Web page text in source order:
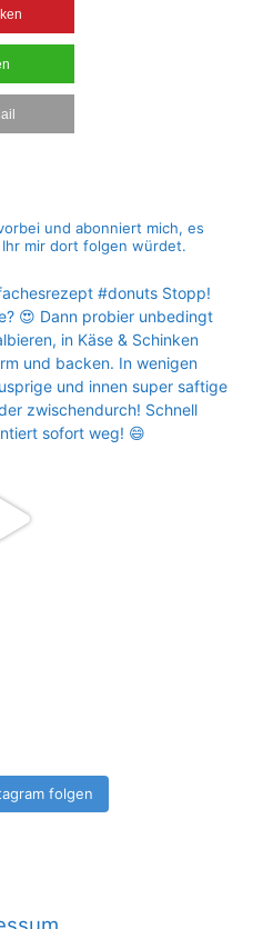
und abonniert mich, es
mir dort folgen würdet.
folgen